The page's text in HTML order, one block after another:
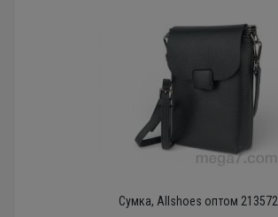
Сумка, Allshoes оптом 213572